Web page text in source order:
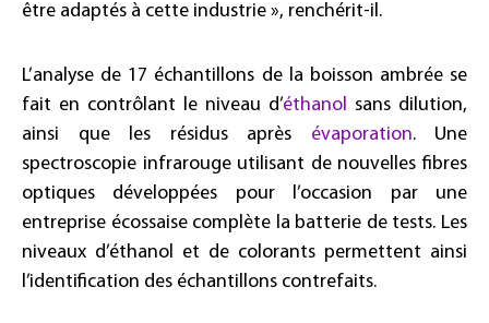
être adaptés à cette industrie », renchérit-il.
L’analyse de 17 échantillons de la boisson ambrée se
fait en contrôlant le niveau d’éthanol sans dilution,
ainsi que les résidus après évaporation. Une
spectroscopie infrarouge utilisant de nouvelles fibres
optiques développées pour l’occasion par une
entreprise écossaise complète la batterie de tests. Les
niveaux d’éthanol et de colorants permettent ainsi
l’identification des échantillons contrefaits.